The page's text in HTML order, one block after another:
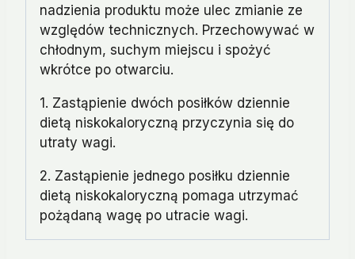
nadzienia produktu może ulec zmianie ze
względów technicznych. Przechowywać w
chłodnym, suchym miejscu i spożyć
wkrótce po otwarciu.
1. Zastąpienie dwóch posiłków dziennie
dietą niskokaloryczną przyczynia się do
utraty wagi.
2. Zastąpienie jednego posiłku dziennie
dietą niskokaloryczną pomaga utrzymać
pożądaną wagę po utracie wagi.